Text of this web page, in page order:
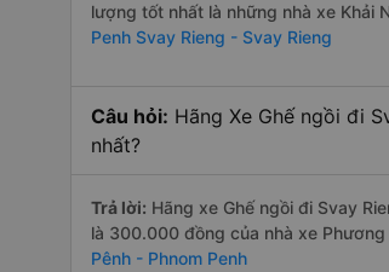
lượng tốt nhất là những nhà xe Khải
Penh Svay Rieng - Svay Rieng
Câu hỏi: Hãng Xe Ghế ngồi đi
nhất?
Trả lời: Hãng xe Ghế ngồi đi Svay
là 300.000 đồng của nhà xe
Pênh - Phnom Penh